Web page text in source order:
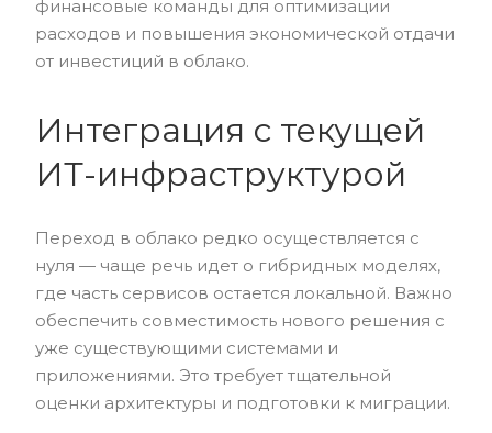
финансовые команды для оптимизации
расходов и повышения экономической отдачи
от инвестиций в облако.
Интеграция с текущей
ИТ-инфраструктурой
Переход в облако редко осуществляется с
нуля — чаще речь идет о гибридных моделях,
где часть сервисов остается локальной. Важно
обеспечить совместимость нового решения с
уже существующими системами и
приложениями. Это требует тщательной
оценки архитектуры и подготовки к миграции.